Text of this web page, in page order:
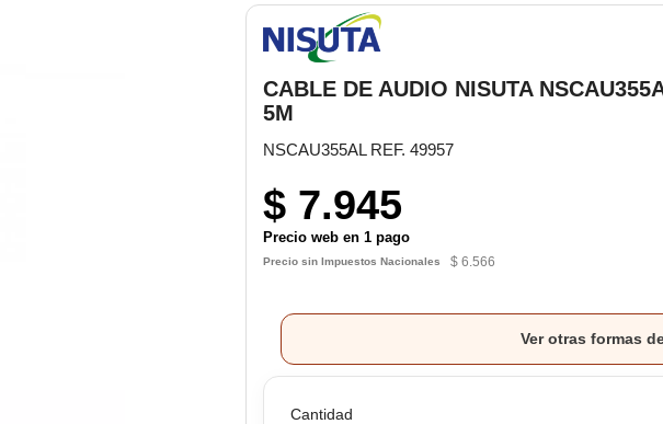
CABLE DE AUDIO NISUTA
5M
NSCAU355AL REF. 49957
$ 7.945
Precio web en 1 pago
Precio sin Impuestos Nacionales $ 6.566
Ver otras formas
Cantidad